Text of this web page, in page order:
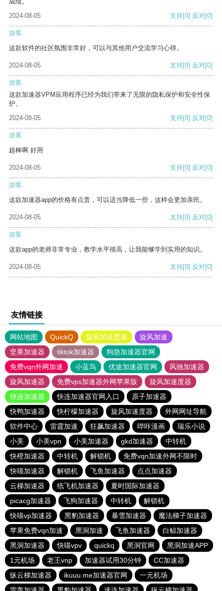
2024-08-05
支持[0] 反对[0]
游客
这款软件的社区氛围非常好，可以与其他用户交流学习心得。
2024-08-05 支持[0] 反对[0]
游客
这款加速器VPM应用程序已经为我们带来了无限的隐私保护和安全性保
护。
2024-08-05
支持[0] 反对[0]
游客
超棒啊 好用
2024-08-05 支持[0] 反对[0]
游客
这款加速器app的价格有点贵，可以适当降低一些，这样会更加亲民。
2024-08-05 支持[0] 反对[0]
游客
这款app的老师非常专业，教学水平很高，让我能够学到实用的知识。
2024-08-05 支持[0] 反对[0]
友情链接
网站地图 QuickQ 旋风加速度器
旋风加速
坚果加速器
tiktok加速器
狗急加速器官网
免费vqn外网加速
小蓝鸟 优途加速器官网
风驰加速器
旋风加速器
免费vps加速器外网苹果版
旋风加速度器
快连加速器
快连加速器官网入口
原子加速器
快鸭加速器
快柠檬加速器 旋风加速度器
外网网址导航
软件中心
雷霆加速 狂飙加速器 哔咔漫画
瑞乐小说
小美
小美vpn 小美加速器 gkd加速器
中转机
快橙加速器
中转机 解锁机
免费vqn加速外网不限时
快喵加速器
解锁机 飞鱼加速器
点点加速器
云梯加速器
纸飞机加速器
夏时国际加速器
picacg加速器
飞狗加速器 中转机
解锁机
快喵vp加速器
黑豹加速器 暴雪加速器
魔法梯子加速器
苹果免费vqn加速
黑洞加速 飞鱼加速器
白鲸加速器
黑洞加速器
快喵vpv quickq 黑洞官网
黑洞加速APP
1元机场
老王vnp 加速器试用30分钟
CC加速器
纵云梯加速器
ikuuu.me加速器官网
一元机场